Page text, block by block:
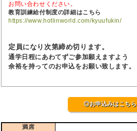
お問い合わせください。
教育訓練給付制度の詳細はこちら
https://www.hotlinworld.com/kyuufukin/
定員になり次第締め切ります。
通学日程にあわてずご参加願えますよう
余裕を持ってのお申込をお願い致します。
◎お申込みはこちら
満席